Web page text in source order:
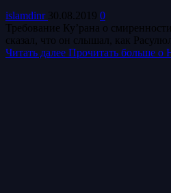
islamdinr 30.08.2019 0
Требование Ку’рана о
сказал, что он слышал, как
Читать далее Прочитать больше о